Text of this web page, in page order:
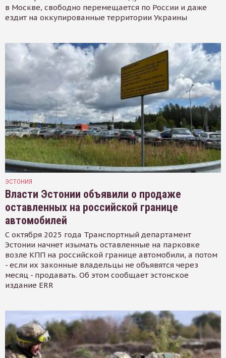
в Москве, свободно перемещается по России и даже
ездит на оккупированные территории Украины
ЭСТОНИЯ
Власти Эстонии объявили о продаже
оставленных на российской границе
автомобилей
С октября 2025 года Транспортный департамент
Эстонии начнет изымать оставленные на парковке
возле КПП на российской границе автомобили, а потом
- если их законные владельцы не объявятся через
месяц - продавать. Об этом сообщает эстонское
издание ERR